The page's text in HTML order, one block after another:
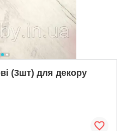
(3шт) для декору